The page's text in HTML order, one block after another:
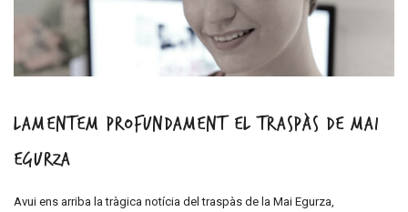
Lamentem profundament el traspàs de Mai
Egurza
Avui ens arriba la tràgica notícia del traspàs de la Mai Egurza,